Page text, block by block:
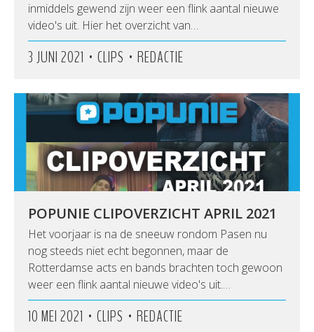
inmiddels gewend zijn weer een flink aantal nieuwe
video's uit. Hier het overzicht van…
3 JUNI 2021 • CLIPS • REDACTIE
POPUNIE CLIPOVERZICHT APRIL 2021
Het voorjaar is na de sneeuw rondom Pasen nu
nog steeds niet echt begonnen, maar de
Rotterdamse acts en bands brachten toch gewoon
weer een flink aantal nieuwe video's uit.…
10 MEI 2021 • CLIPS • REDACTIE